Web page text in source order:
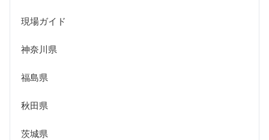
現場ガイド
神奈川県
福島県
秋田県
茨城県